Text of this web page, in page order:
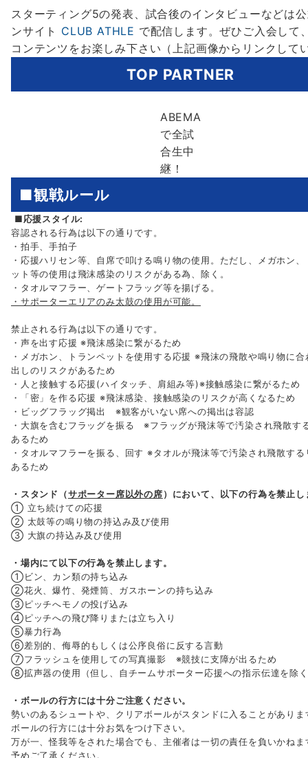
スターティング5の発表、試合後のインタビューなどは
ンサイト CLUB ATHLE で配信します。ぜひご入会して
コンテンツをお楽しみ下さい（上記画像からリンクして
TOP PARTNER
ABEMA
で全試
合生中
継！
■観戦ルール
■応援スタイル:
容認される行為は以下の通りです。
・拍手、手拍子
・応援ハリセン等、自席で叩ける鳴り物の使用。ただし、メガホン、
ット等の使用は飛沫感染のリスクがある為、除く。
・タオルマフラー、ゲートフラッグ等を揚げる。
・サポーターエリアのみ太鼓の使用が可能。
禁止される行為は以下の通りです。
・声を出す応援 ※飛沫感染に繋がるため
・メガホン、トランペットを使用する応援 ※飛沫の飛散や鳴り物に合
出しのリスクがあるため
・人と接触する応援(ハイタッチ、肩組み等)※接触感染に繋がるため
・「密」を作る応援 ※飛沫感染、接触感染のリスクが高くなるため
・ビッグフラッグ掲出 ※観客がいない席への掲出は容認
・大旗を含むフラッグを振る ※フラッグが飛沫等で汚染され飛散す
あるため
・タオルマフラーを振る、回す ※タオルが飛沫等で汚染され飛散する
あるため
・スタンド（サポーター席以外の席）において、以下の行為を禁止し
① 立ち続けての応援
② 太鼓等の鳴り物の持込み及び使用
③ 大旗の持込み及び使用
・場内にて以下の行為を禁止します。
①ビン、カン類の持ち込み
②花火、爆竹、発煙筒、ガスホーンの持ち込み
③ピッチへモノの投げ込み
④ピッチへの飛び降りまたは立ち入り
⑤暴力行為
⑥差別的、侮辱的もしくは公序良俗に反する言動
⑦フラッシュを使用しての写真撮影 ※競技に支障が出るため
⑧拡声器の使用（但し、自チームサポーター応援への指示伝達を除
・ボールの行方には十分ご注意ください。
勢いのあるシュートや、クリアボールがスタンドに入ることがありま
ボールの行方には十分お気をつけ下さい。
万が一、怪我等をされた場合でも、主催者は一切の責任を負いかねま
予めご了承ください。